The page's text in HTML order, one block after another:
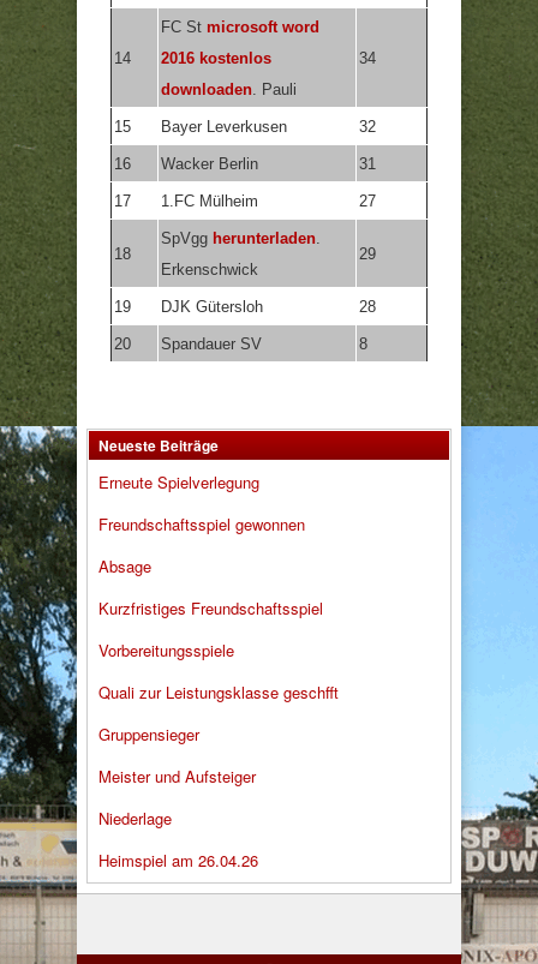
14
FC St microsoft word
2016 kostenlos
downloaden . Pauli
34
15 Bayer Leverkusen 32
16 Wacker Berlin 31
17 1.FC Mülheim 27
18
SpVgg herunterladen
Erkenschwick
29
19 DJK Gütersloh 28
20 Spandauer SV 8
Neueste Beiträge
Erneute Spielverlegung
Freundschaftsspiel gewonnen
Absage
Kurzfristiges Freundschaftsspiel
Vorbereitungsspiele
Quali zur Leistungsklasse geschfft
Gruppensieger
Meister und Aufsteiger
Niederlage
Heimspiel am 26.04.26